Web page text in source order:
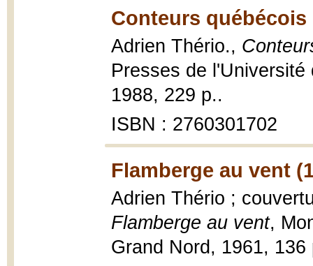
Conteurs québécois
Adrien Thério.,
Presses de
1988, 229 p..
ISBN : 2760301702
Flamberge au vent
Adrien Thério ;
Flamberge au vent,
Grand Nord, 1961,